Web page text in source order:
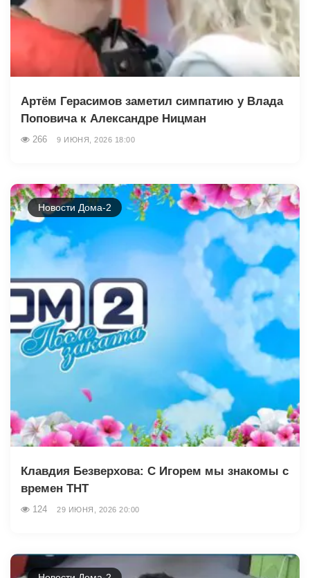
Артём Герасимов заметил симпатию у Влада
Поповича к Александре Ницман
266 9 ИЮНЯ, 2026 18:00
Новости Дома-2
Клавдия Безверхова: С Игорем мы знакомы с
времен ТНТ
124 29 ИЮНЯ, 2026 20:00